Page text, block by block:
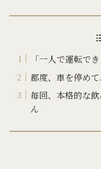
「一人で運転で
都度、車を停め
毎回、本格的な
ん